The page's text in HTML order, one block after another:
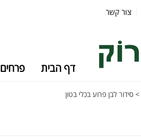
צור קשר
דף הבית פרחים
> סידור לבן פרוע בכלי בטון